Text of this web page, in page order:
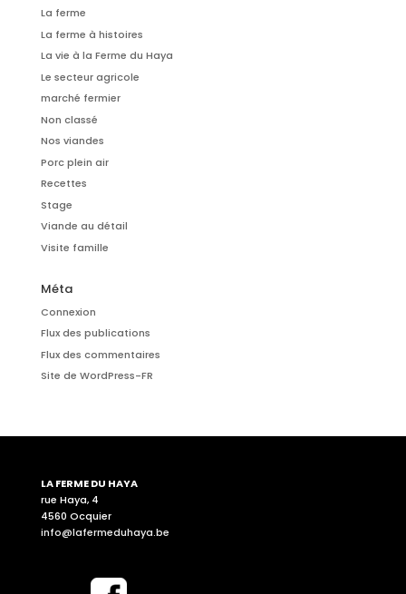
La ferme
La ferme à histoires
La vie à la Ferme du Haya
Le secteur agricole
marché fermier
Non classé
Nos viandes
Porc plein air
Recettes
Stage
Viande au détail
Visite famille
Méta
Connexion
Flux des publications
Flux des commentaires
Site de WordPress-FR
LA FERME DU HAYA
rue Haya, 4
4560 Ocquier
info@lafermeduhaya.be